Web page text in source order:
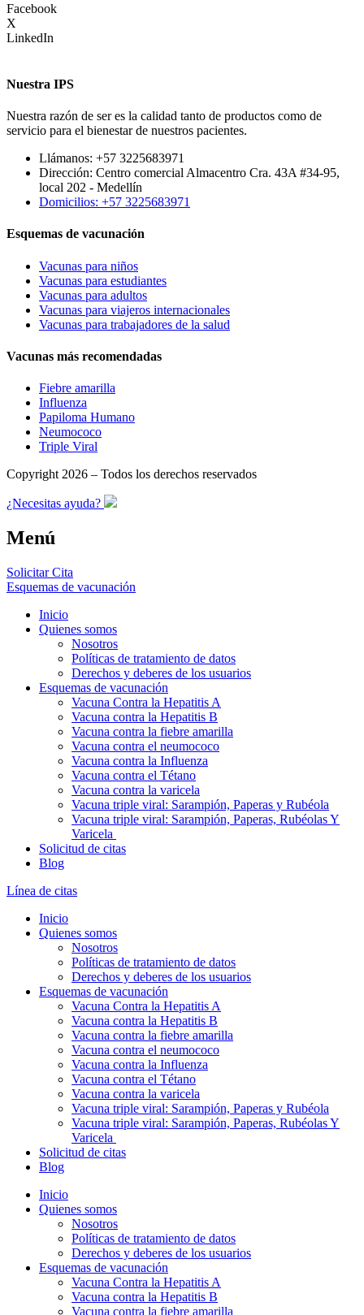
Facebook
X
LinkedIn
Nuestra IPS
Nuestra razón de ser es la calidad tanto de productos como de
servicio para el bienestar de nuestros pacientes.
Llámanos: +57 3225683971
Dirección: Centro comercial Almacentro Cra. 43A #34-95,
local 202 - Medellín
Domicilios: +57 3225683971
Esquemas de vacunación
Vacunas para niños
Vacunas para estudiantes
Vacunas para adultos
Vacunas para viajeros internacionales
Vacunas para trabajadores de la salud
Vacunas más recomendadas
Fiebre amarilla
Influenza
Papiloma Humano
Neumococo
Triple Viral
Copyright 2026 – Todos los derechos reservados
¿Necesitas ayuda?
Menú
Solicitar Cita
Esquemas de vacunación
Inicio
Quienes somos
Nosotros
Políticas de tratamiento de datos
Derechos y deberes de los usuarios
Esquemas de vacunación
Vacuna Contra la Hepatitis A
Vacuna contra la Hepatitis B
Vacuna contra la fiebre amarilla
Vacuna contra el neumococo
Vacuna contra la Influenza
Vacuna contra el Tétano
Vacuna contra la varicela
Vacuna triple viral: Sarampión, Paperas y Rubéola
Vacuna triple viral: Sarampión, Paperas, Rubéolas Y
Varicela
Solicitud de citas
Blog
Línea de citas
Inicio
Quienes somos
Nosotros
Políticas de tratamiento de datos
Derechos y deberes de los usuarios
Esquemas de vacunación
Vacuna Contra la Hepatitis A
Vacuna contra la Hepatitis B
Vacuna contra la fiebre amarilla
Vacuna contra el neumococo
Vacuna contra la Influenza
Vacuna contra el Tétano
Vacuna contra la varicela
Vacuna triple viral: Sarampión, Paperas y Rubéola
Vacuna triple viral: Sarampión, Paperas, Rubéolas Y
Varicela
Solicitud de citas
Blog
Inicio
Quienes somos
Nosotros
Políticas de tratamiento de datos
Derechos y deberes de los usuarios
Esquemas de vacunación
Vacuna Contra la Hepatitis A
Vacuna contra la Hepatitis B
Vacuna contra la fiebre amarilla